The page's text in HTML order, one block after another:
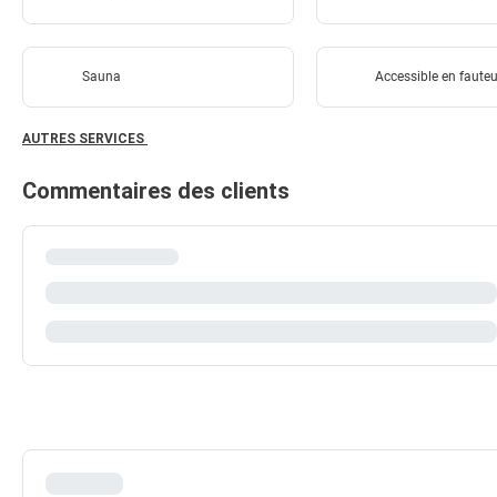
Sauna Accessible en
AUTRES SERVICES
Commentaires des clients